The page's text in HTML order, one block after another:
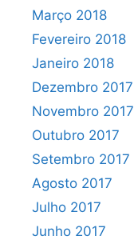
Março 2018
Fevereiro 2018
Janeiro 2018
Dezembro 2017
Novembro 2017
Outubro 2017
Setembro 2017
Agosto 2017
Julho 2017
Junho 2017